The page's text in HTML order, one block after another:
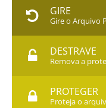
GIRE
Gire o Arquivo
DESTRAVE
Remova a
PROTEGER
Proteja o